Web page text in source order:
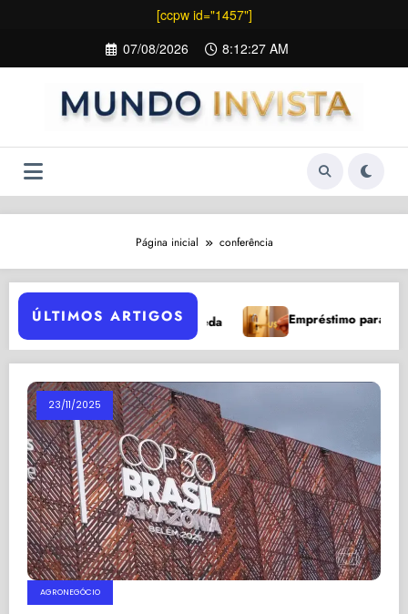
[ccpw id="1457"]
o
07/08/2026 8:12:28 AM
Página inicial conferência
ÚLTIMOS ARTIGOS
para Investir Após Queda Empréstimo para
23/11/2025
AGRONEGÓCIO